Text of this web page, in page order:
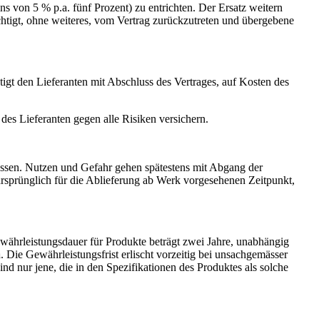
von 5 % p.a. fünf Prozent) zu entrichten. Der Ersatz weitern
ohne weiteres, vom Vertrag zurückzutreten und übergebene
den Lieferanten mit Abschluss des Vertrages, auf Kosten des
Lieferanten gegen alle Risiken versichern.
Nutzen und Gefahr gehen spätestens mit Abgang der
für die Ablieferung ab Werk vorgesehenen Zeitpunkt,
für Produkte beträgt zwei Jahre, unabhängig
Gewährleistungsfrist erlischt vorzeitig bei unsachgemässer
nur jene, die in den Spezifikationen des Produktes als solche